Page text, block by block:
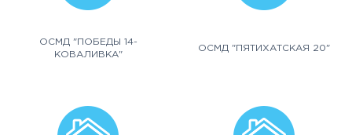
ОСМД "ПОБЕДЫ 14-
КОВАЛИВКА"
ОСМД "ПЯТИХАТСКАЯ 20"